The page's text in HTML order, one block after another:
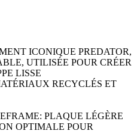
ICONIQUE PREDATOR,
UTILISÉE POUR CRÉER
LISSE
RECYCLÉS ET
PLAQUE LÉGÈRE
OPTIMALE POUR